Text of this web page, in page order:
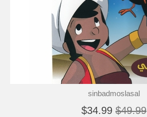
sinbadmoslasal
$34.99 $49.99